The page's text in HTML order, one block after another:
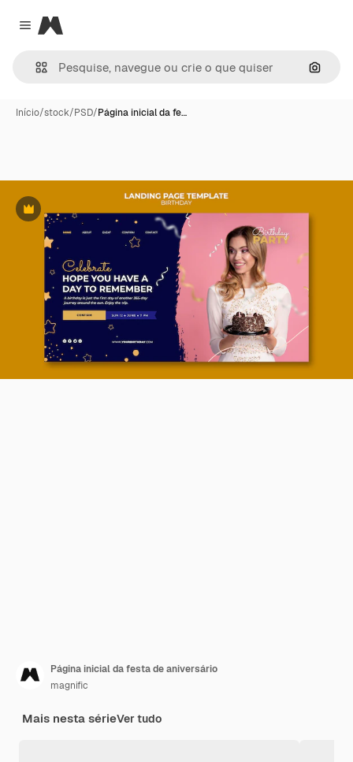
Close menu
Magnific
Início/stock/PSD/Página inicial da fe…
Premium
Página inicial da festa de aniversário
magnific
Mais nesta sérieVer tudo